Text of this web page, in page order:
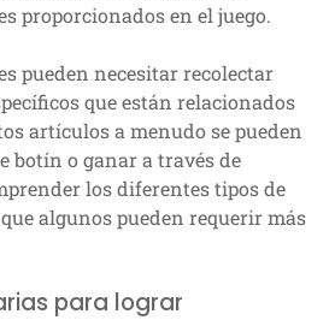
proporcionados en el juego.
pueden necesitar recolectar
que están relacionados
artículos a menudo se pueden
botín o ganar a través de
los diferentes tipos de
algunos pueden requerir más
para lograr